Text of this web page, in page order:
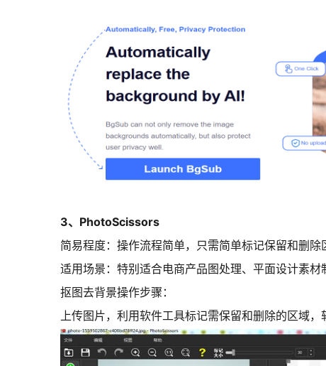
3、PhotoScissors
简易程度： 操作流程简单，只需简单标记保留和删除
适用场景： 特别适合电商产品图处理、平面设计素
抠图去背景操作步骤：
上传图片，利用软件工具标记需保留和删除的区域